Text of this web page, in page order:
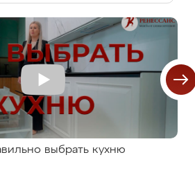
выбрать кухню